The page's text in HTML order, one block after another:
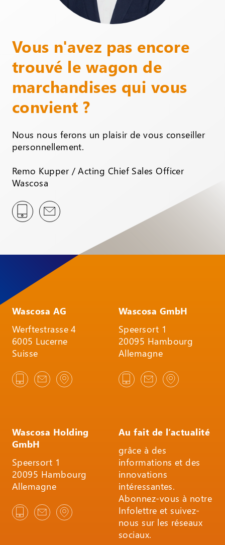
Vous n'avez pas encore
trouvé le wagon de
marchandises qui vous
convient ?
Nous nous ferons un plaisir de vous conseiller
personnellement.
Remo Kupper / Acting Chief Sales Officer
Wascosa
Wascosa AG
Werftestrasse 4
6005 Lucerne
Suisse
Wascosa GmbH
Speersort 1
20095 Hambourg
Allemagne
Wascosa Holding
GmbH
Speersort 1
20095 Hambourg
Allemagne
Au fait de l’actualité
grâce à des
informations et des
innovations
intéressantes.
Abonnez-vous à notre
Infolettre et suivez-
nous sur les réseaux
sociaux.